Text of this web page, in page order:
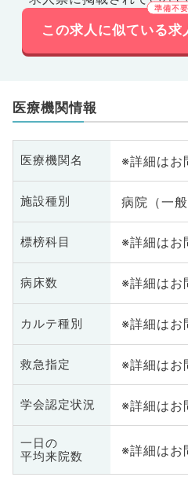
この求人に似ている求
医療機関情報
医療機関名 ※詳細はお
施設種別 病院（一般
標榜科目 ※詳細はお
病床数 ※詳細はお
カルテ種別 ※詳細はお
救急指定 ※詳細はお
学会認定状況 ※詳細はお
一日の
平均来院数
※詳細はお